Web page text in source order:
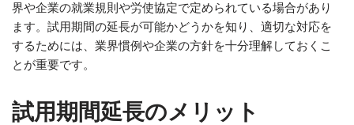
界や企業の就業規則や労使協定で定められている場合があり
ます。試用期間の延長が可能かどうかを知り、適切な対応を
するためには、業界慣例や企業の方針を十分理解しておくこ
とが重要です。
試用期間延長のメリット